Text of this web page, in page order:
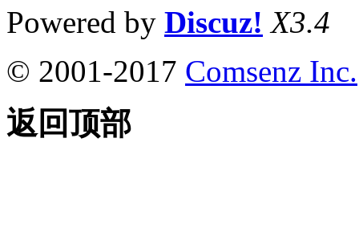
Powered by Discuz! X3.4
© 2001-2017 Comsenz Inc.
返回顶部